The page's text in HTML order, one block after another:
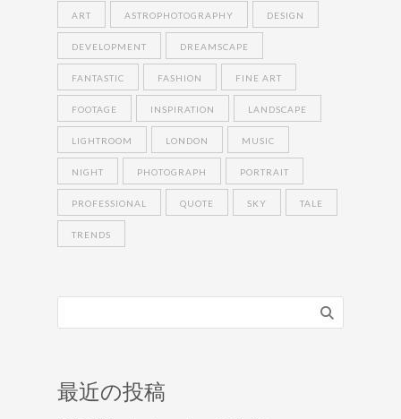
ART ASTROPHOTOGRAPHY DESIGN
DEVELOPMENT DREAMSCAPE
FANTASTIC FASHION FINE ART
FOOTAGE INSPIRATION LANDSCAPE
LIGHTROOM LONDON MUSIC
NIGHT PHOTOGRAPH PORTRAIT
PROFESSIONAL QUOTE SKY TALE
TRENDS
最近の投稿